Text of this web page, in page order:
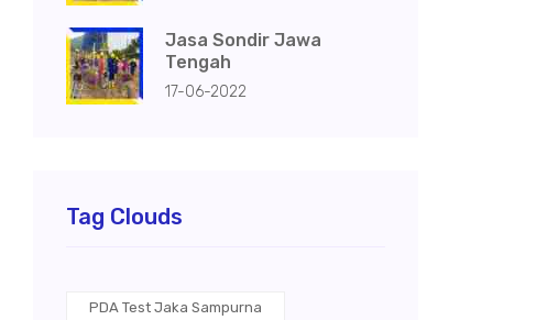
Jasa Sondir Jawa
Tengah
17-06-2022
Tag Clouds
PDA Test Jaka Sampurna